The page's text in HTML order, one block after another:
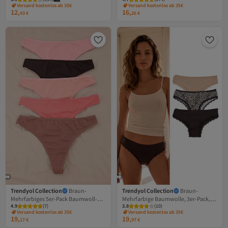
Tanga-Strickhöschen
THMAW25KU00039
Versand kostenlos ab 35€
12,43€
Versand kostenlos ab 35€
16,26€
Trendyol Collection
Braun-
Mehrfarbiges 5er-Pack Baumwoll-
Tanga-Höschen THMSS26KU00027
4.9 (7)
Versand kostenlos ab 35€
19,17€
Trendyol Collection
Braun-
Mehrfarbige Baumwolle, 3er-Pack,
brasilianische Strickhöschen mit
Leopardenmuster und Spitzendetail
THMSS26KU00019
3.8 (10)
Versand kostenlos ab 35€
19,97€